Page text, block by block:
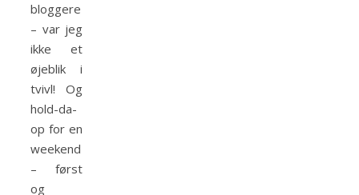
bloggere
– var jeg
ikke et
øjeblik i
tvivl! Og
hold-da-
op for en
weekend
– først
og